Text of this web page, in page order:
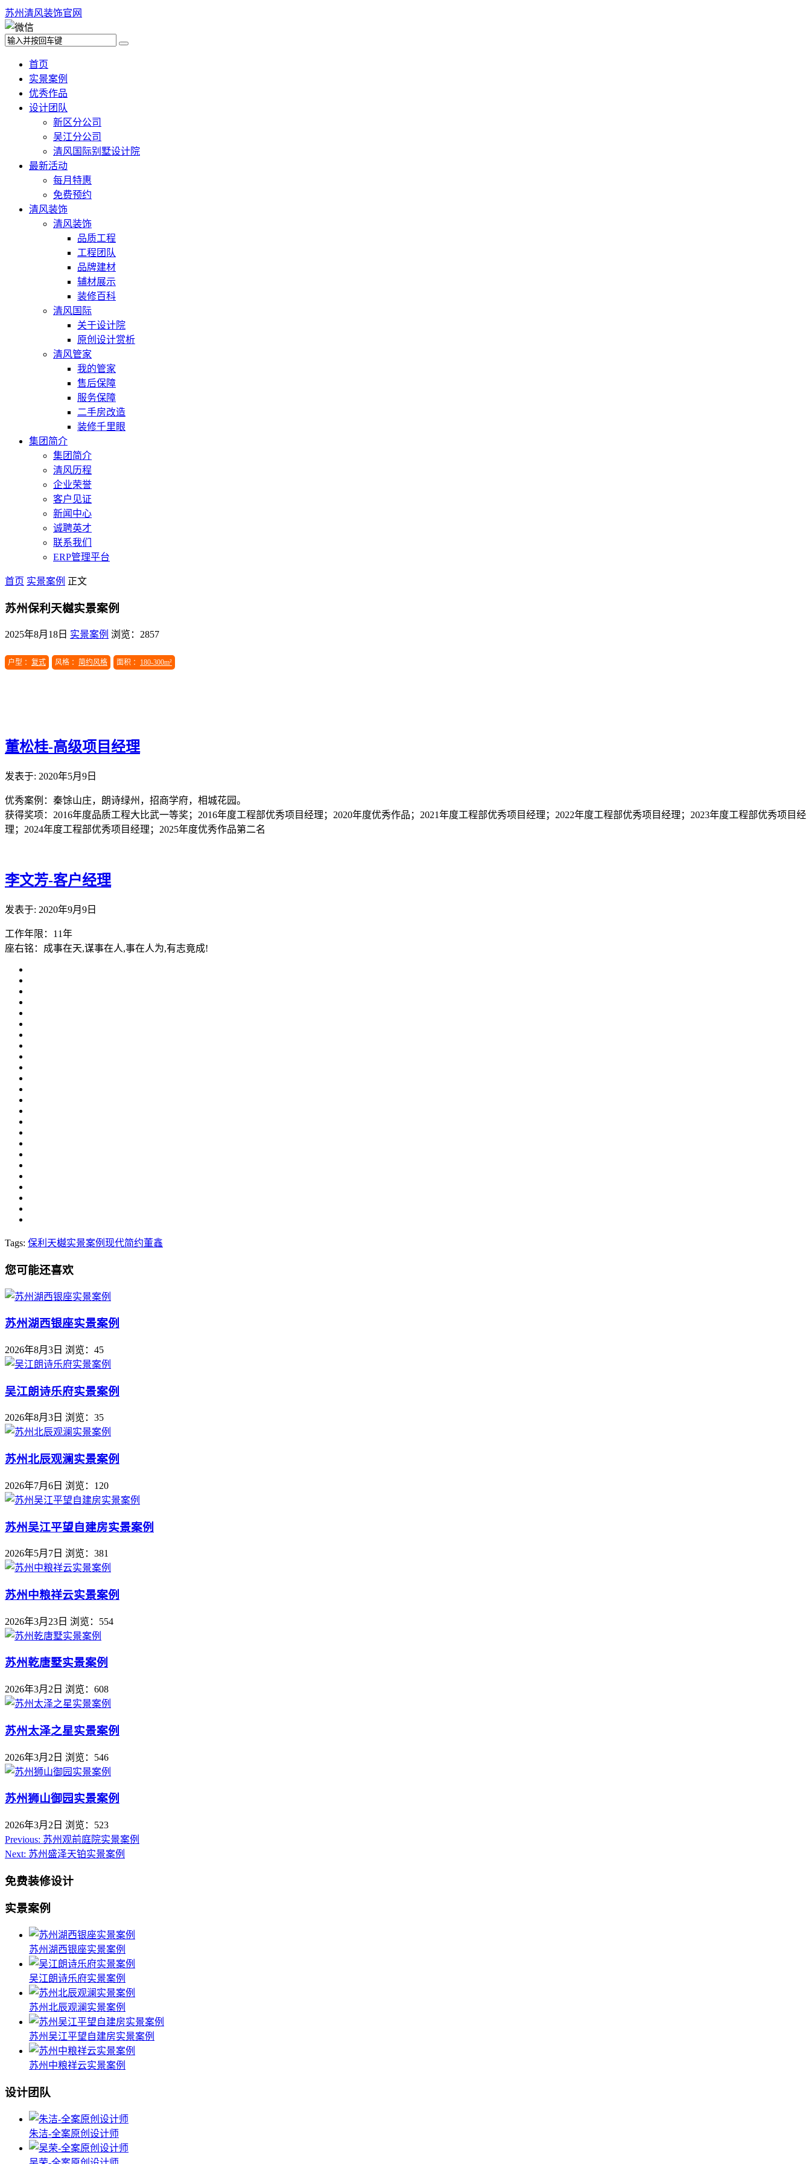
苏州清风装饰官网
首页
实景案例
优秀作品
设计团队
新区分公司
吴江分公司
清风国际别墅设计院
最新活动
每月特惠
免费预约
清风装饰
清风装饰
品质工程
工程团队
品牌建材
辅材展示
装修百科
清风国际
关于设计院
原创设计赏析
清风管家
我的管家
售后保障
服务保障
二手房改造
装修千里眼
集团简介
集团简介
清风历程
企业荣誉
客户见证
新闻中心
诚聘英才
联系我们
ERP管理平台
首页 实景案例 正文
苏州保利天樾实景案例
2025年8月18日 实景案例 浏览：2857
户型 ： 复式 风格 ： 简约风格 面积 ： 180-300m²
董松桂-高级项目经理
发表于: 2020年5月9日
优秀案例：秦馀山庄，朗诗绿州，招商学府，相城花园。
获得奖项：2016年度品质工程大比武一等奖；2016年度工程部优秀项目经理；2020年度优秀作品；2021年度工程部优秀项目经理；2022年度工程部优秀项目经理；2023年度工程部优秀项目经
理；2024年度工程部优秀项目经理；2025年度优秀作品第二名
李文芳-客户经理
发表于: 2020年9月9日
工作年限：11年
座右铭：成事在天,谋事在人,事在人为,有志竟成!
Tags: 保利天樾实景案例 现代简约董鑫
您可能还喜欢
苏州湖西银座实景案例
2026年8月3日 浏览：45
吴江朗诗乐府实景案例
2026年8月3日 浏览：35
苏州北辰观澜实景案例
2026年7月6日 浏览：120
苏州吴江平望自建房实景案例
2026年5月7日 浏览：381
苏州中粮祥云实景案例
2026年3月23日 浏览：554
苏州乾唐墅实景案例
2026年3月2日 浏览：608
苏州太泽之星实景案例
2026年3月2日 浏览：546
苏州狮山御园实景案例
2026年3月2日 浏览：523
Previous: 苏州观前庭院实景案例
Next: 苏州盛泽天铂实景案例
免费装修设计
实景案例
苏州湖西银座实景案例
吴江朗诗乐府实景案例
苏州北辰观澜实景案例
苏州吴江平望自建房实景案例
苏州中粮祥云实景案例
设计团队
朱洁-全案原创设计师